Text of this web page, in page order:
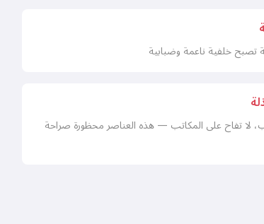
تصبح خلفية ناعمة وضبابية
لا تفاح على المكاتب — هذه العناصر محظورة صراحة